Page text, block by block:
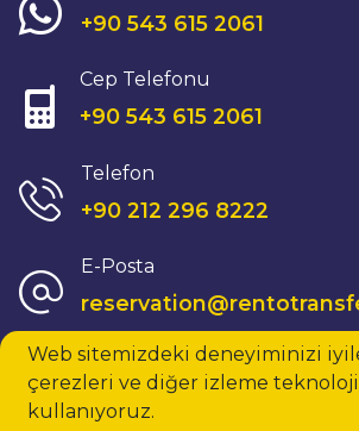
+90 543 615 2061
Cep Telefonu
+90 543 615 2061
Telefon
+90 212 296 8222
E-Posta
Haritada Görüntüle
Web sitemizdeki deneyiminizi
çerezleri ve diğer izleme
kullanıyoruz.